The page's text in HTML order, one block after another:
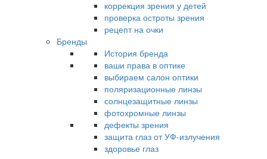
коррекция зрения у детей
проверка остроты зрения
рецепт на очки
Бренды
История бренда
ваши права в оптике
выбираем салон оптики
поляризационные линзы
солнцезащитные линзы
фотохромные линзы
дефекты зрения
защита глаз от УФ-излучения
здоровье глаз